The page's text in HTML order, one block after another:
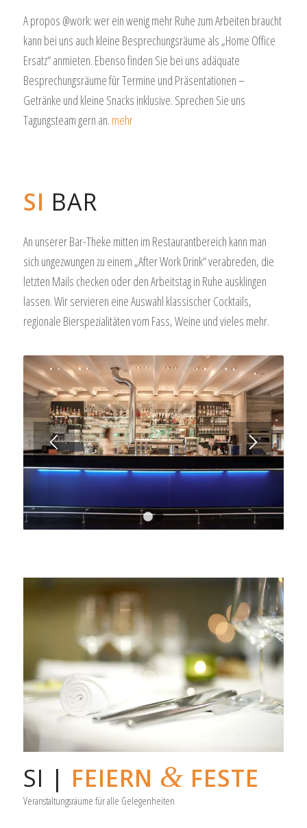
A propos @work: wer ein wenig mehr Ruhe zum Arbeiten braucht
kann bei uns auch kleine Besprechungsräume als „Home Office
Ersatz“ anmieten. Ebenso finden Sie bei uns adäquate
Besprechungsräume für Termine und Präsentationen –
Getränke und kleine Snacks inklusive. Sprechen Sie uns
Tagungsteam gern an. mehr
SI BAR
An unserer Bar-Theke mitten im Restaurantbereich kann man
sich ungezwungen zu einem „After Work Drink“ verabreden, die
letzten Mails checken oder den Arbeitstag in Ruhe ausklingen
lassen. Wir servieren eine Auswahl klassischer Cocktails,
regionale Bierspezialitäten vom Fass, Weine und vieles mehr.
1 2
SI | FEIERN & FESTE
Veranstaltungsräume für alle Gelegenheiten